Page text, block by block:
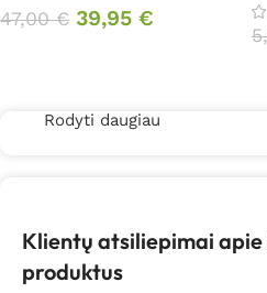
47,00€ 39,95 €
Rodyti daugiau
Klientų atsiliepimai
produktus